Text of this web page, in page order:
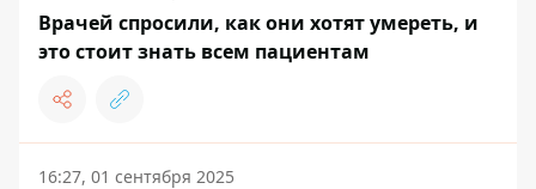
Врачей спросили, как они хотят умереть, и
это стоит знать всем пациентам
16:27, 01 сентября 2025